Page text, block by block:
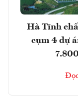
Hà Tĩnh
cụm 4 dự